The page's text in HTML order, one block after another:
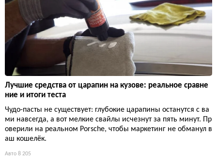
Лучшие средства от царапин на кузове: реальное сравне
ние и итоги теста
Чудо-пасты не существует: глубокие царапины останутся с ва
ми навсегда, а вот мелкие свайлы исчезнут за пять минут. Пр
оверили на реальном Porsche, чтобы маркетинг не обманул в
аш кошелёк.
Авто 8 205